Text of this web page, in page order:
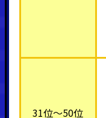
31位～50位